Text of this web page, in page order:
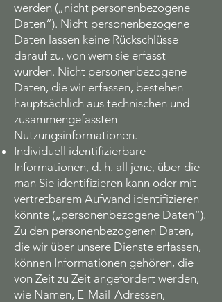
werden („nicht personenbezogene
Daten“). Nicht personenbezogene
Daten lassen keine Rückschlüsse
darauf zu, von wem sie erfasst
wurden. Nicht personenbezogene
Daten, die wir erfassen, bestehen
hauptsächlich aus technischen und
zusammengefassten
Nutzungsinformationen.
Individuell identifizierbare
Informationen, d. h. all jene, über die
man Sie identifizieren kann oder mit
vertretbarem Aufwand identifizieren
könnte („personenbezogene Daten“).
Zu den personenbezogenen Daten,
die wir über unsere Dienste erfassen,
können Informationen gehören, die
von Zeit zu Zeit angefordert werden,
wie Namen, E-Mail-Adressen,